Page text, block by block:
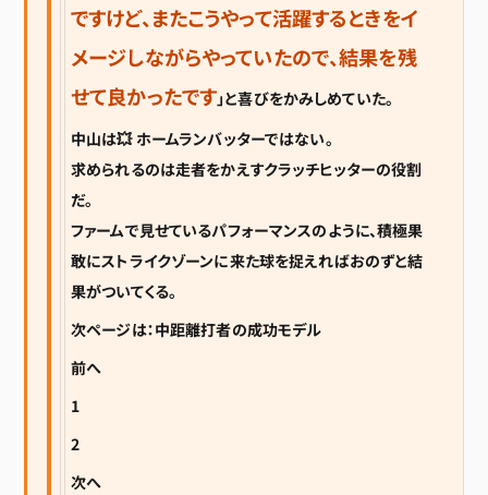
ですけど、またこうやって活躍するときをイ
メージしながらやっていたので、結果を残
せて良かったです」と喜びをかみしめていた。
中山は💥 ホームランバッターではない。
求められるのは走者をかえすクラッチヒッターの役割
だ。
ファームで見せているパフォーマンスのように、積極果
敢にストライクゾーンに来た球を捉えればおのずと結
果がついてくる。
次ページは：中距離打者の成功モデル
前へ
1
2
次へ